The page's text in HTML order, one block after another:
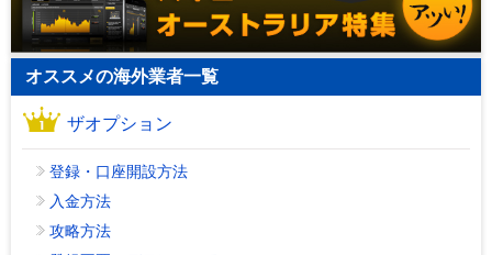
オススメの海外業者一覧
ザオプション
登録・口座開設方法
入金方法
攻略方法